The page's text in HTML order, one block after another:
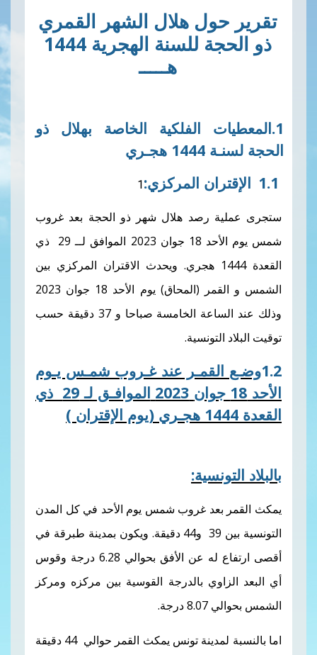
هلال الشهر القمري
ذو الحجة للسنة الهجرية 1444
الفلكية الخاصة بهلال ذو
المركزي:
رصد هلال شهر ذو الحجة بعد غروب
شمس يوم الأحد 18 جوان 2023 الموافق لــ 29 ذي
1444 هجري. ويحدث الاقتران المركزي بين
الشمس و القمر (المحاق) يوم الأحد 18 جوان 2023
وذلك عند الساعة الخامسة صباحا و 37 دقيقة حسب
عند غـروب شمـس يـوم
الموافـق لـ 29 ذي
(يوم الإقتران )
غروب شمس يوم الأحد في كل المدن
التونسية بين 39 و44 دقيقة. ويكون بمدينة طبرقة في
أقصى ارتفاع له عن الأفق بحوالي 6.28 درجة وقوس
بالدرجة القوسية بين مركزه ومركز
تونس يمكث القمر حوالي44
دقيقة